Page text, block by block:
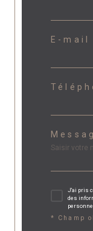
E-mail
J'ai pris
des
* Champ